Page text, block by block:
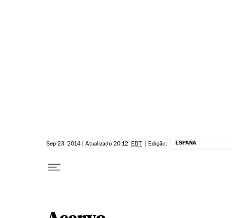
Sep 23, 2014 | Atualizado 20:12 EDT | Edição: ESPAÑA